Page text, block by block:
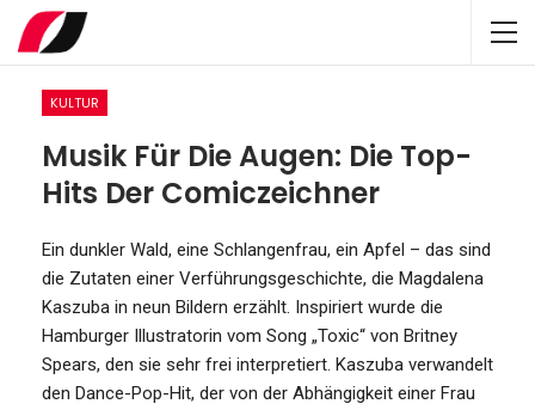
KULTUR
Musik Für Die Augen: Die Top-
Hits Der Comiczeichner
Ein dunkler Wald, eine Schlangenfrau, ein Apfel – das sind
die Zutaten einer Verführungsgeschichte, die Magdalena
Kaszuba in neun Bildern erzählt. Inspiriert wurde die
Hamburger Illustratorin vom Song „Toxic“ von Britney
Spears, den sie sehr frei interpretiert. Kaszuba verwandelt
den Dance-Pop-Hit, der von der Abhängigkeit einer Frau